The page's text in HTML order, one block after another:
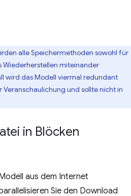
alle Speichermethoden sowohl für
Wiederherstellen miteinander
wird das Modell viermal redundant
und sollte nicht in
in Blöcken
aus dem Internet
Sie den Download